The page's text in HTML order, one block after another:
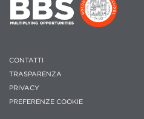
CONTATTI
TRASPARENZA
PRIVACY
PREFERENZE COOKIE